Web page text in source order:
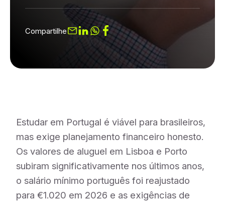
Compartilhe
Estudar em Portugal é viável para brasileiros,
mas exige planejamento financeiro honesto.
Os valores de aluguel em Lisboa e Porto
subiram significativamente nos últimos anos,
o salário mínimo português foi reajustado
para €1.020 em 2026 e as exigências de